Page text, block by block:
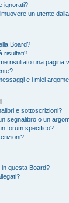
ignorati?
un utente
Board?
risultati?
risultato una pagina
e i miei
e sottoscrizioni?
segnalibro o un
forum specifico?
questa Board?